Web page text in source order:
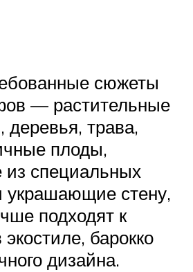
сюжеты
— растительные
трава,
плоды,
специальных
украшающие стену,
подходят к
барокко
дизайна.